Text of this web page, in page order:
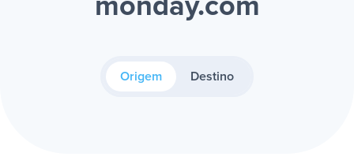
monday.com
Origem Destino